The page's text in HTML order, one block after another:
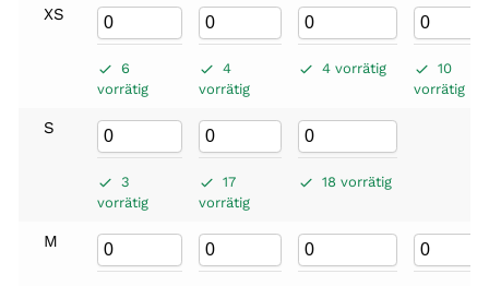
XS
6
vorrätig
4
vorrätig
4 vorrätig
10
vorrätig
S
3
vorrätig
17
vorrätig
18 vorrätig
M